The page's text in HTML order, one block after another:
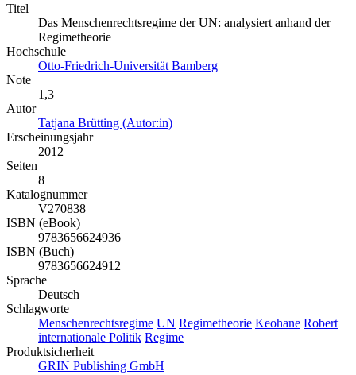
Titel
Das Menschenrechtsregime der UN: analysiert anhand der
Regimetheorie
Hochschule
Otto-Friedrich-Universität Bamberg
Note
1,3
Autor
Tatjana Brütting (Autor:in)
Erscheinungsjahr
2012
Seiten
8
Katalognummer
V270838
ISBN (eBook)
9783656624936
ISBN (Buch)
9783656624912
Sprache
Deutsch
Schlagworte
Menschenrechtsregime UN Regimetheorie Keohane Robert
internationale Politik Regime
Produktsicherheit
GRIN Publishing GmbH